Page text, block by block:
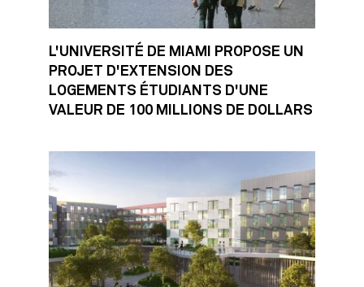
L'UNIVERSITÉ DE MIAMI PROPOSE UN
PROJET D'EXTENSION DES
LOGEMENTS ÉTUDIANTS D'UNE
VALEUR DE 100 MILLIONS DE DOLLARS